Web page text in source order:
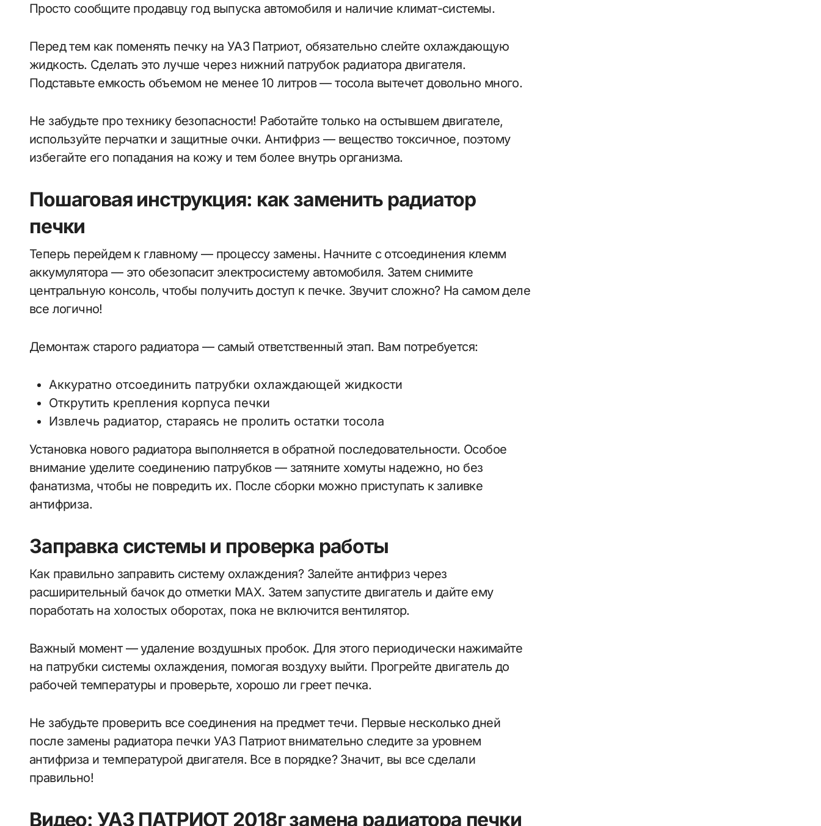
Просто сообщите продавцу год выпуска автомобиля и наличие климат-системы.
Перед тем как поменять печку на УАЗ Патриот, обязательно слейте охлаждающую
жидкость. Сделать это лучше через нижний патрубок радиатора двигателя.
Подставьте емкость объемом не менее 10 литров — тосола вытечет довольно много.
Не забудьте про технику безопасности! Работайте только на остывшем двигателе,
используйте перчатки и защитные очки. Антифриз — вещество токсичное, поэтому
избегайте его попадания на кожу и тем более внутрь организма.
Пошаговая инструкция: как заменить радиатор
печки
Теперь перейдем к главному — процессу замены. Начните с отсоединения клемм
аккумулятора — это обезопасит электросистему автомобиля. Затем снимите
центральную консоль, чтобы получить доступ к печке. Звучит сложно? На самом деле
все логично!
Демонтаж старого радиатора — самый ответственный этап. Вам потребуется:
Аккуратно отсоединить патрубки охлаждающей жидкости
Открутить крепления корпуса печки
Извлечь радиатор, стараясь не пролить остатки тосола
Установка нового радиатора выполняется в обратной последовательности. Особое
внимание уделите соединению патрубков — затяните хомуты надежно, но без
фанатизма, чтобы не повредить их. После сборки можно приступать к заливке
антифриза.
Заправка системы и проверка работы
Как правильно заправить систему охлаждения? Залейте антифриз через
расширительный бачок до отметки MAX. Затем запустите двигатель и дайте ему
поработать на холостых оборотах, пока не включится вентилятор.
Важный момент — удаление воздушных пробок. Для этого периодически нажимайте
на патрубки системы охлаждения, помогая воздуху выйти. Прогрейте двигатель до
рабочей температуры и проверьте, хорошо ли греет печка.
Не забудьте проверить все соединения на предмет течи. Первые несколько дней
после замены радиатора печки УАЗ Патриот внимательно следите за уровнем
антифриза и температурой двигателя. Все в порядке? Значит, вы все сделали
правильно!
Видео: УАЗ ПАТРИОТ 2018г замена радиатора печки